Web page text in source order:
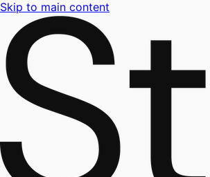
Skip to main content